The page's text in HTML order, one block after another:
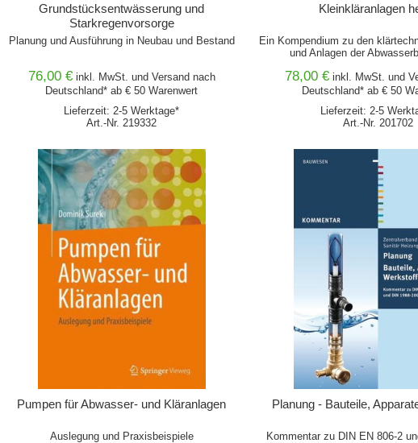
Grundstücksentwässerung und
Starkregenvorsorge
Planung und Ausführung in Neubau und Bestand
76,00 € inkl. MwSt. und Versandnach
Deutschland* ab € 50 Warenwert
Lieferzeit: 2-5 Werktage*
Art.-Nr. 219332
Kleinkläranlagen
Ein Kompendium zu den
und Anlagen der
78,00 € inkl. MwSt. und
Deutschland* ab € 50
Lieferzeit: 2-5
Art.-Nr. 201702
Pumpen für Abwasser- und Kläranlagen
Auslegung und Praxisbeispiele
IN DEN WARENKORB
Planung - Bauteile,
Kommentar zu DIN EN 806-2
IN DEN WARENKORB